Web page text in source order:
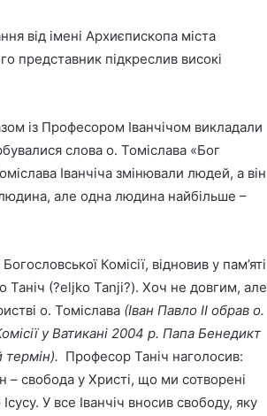
від імені Архиєпископа міста
представник підкреслив високі
із Професором Іванчічом викладали
слова о. Томіслава «Бог
Іванчіча змінювали людей, а він
але одна людина найбільше –
Комісії, відновив у пам’яті
Таніч (?eljko Tanji?). Хоч не довгим, але
о. Томіслава (Іван Павло ІІ обрав о.
у Ватикані 2004 р. Папа Бенедикт
термін). Професор Таніч наголосив:
свобода у Христі, що ми сотворені
У все Іванчіч вносив свободу, яку